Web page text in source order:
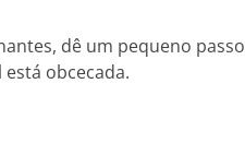
dê um pequeno
obcecada.